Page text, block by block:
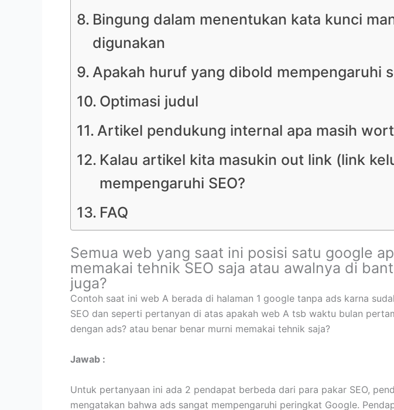
Bingung dalam menentukan kata kunci
digunakan
Apakah huruf yang dibold mempengaruhi
Optimasi judul
Artikel pendukung internal apa masih
Kalau artikel kita masukin out link (link
mempengaruhi SEO?
FAQ
Semua web yang saat ini posisi satu google
memakai tehnik SEO saja atau awalnya di
juga?
Contoh saat ini web A berada di halaman 1 google tanpa ads karna
SEO dan seperti pertanyan di atas apakah web A tsb waktu bulan
dengan ads? atau benar benar murni memakai tehnik saja?
Jawab :
Untuk pertanyaan ini ada 2 pendapat berbeda dari para pakar SEO,
mengatakan bahwa ads sangat mempengaruhi peringkat Google.